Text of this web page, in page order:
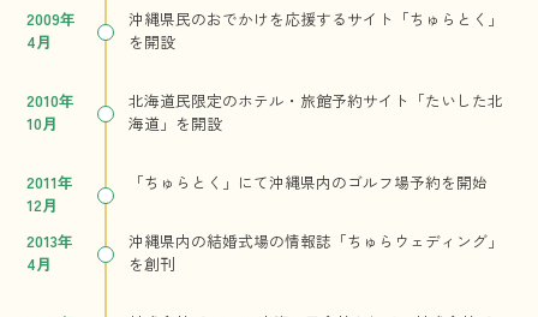
2009年
4月
沖縄県民のおでかけを応援するサイト「ちゅらとく」
を開設
2010年
10月
北海道民限定のホテル・旅館予約サイト「たいした北
海道」を開設
2011年
12月
「ちゅらとく」にて沖縄県内のゴルフ場予約を開始
2013年
4月
沖縄県内の結婚式場の情報誌「ちゅらウェディング」
を創刊